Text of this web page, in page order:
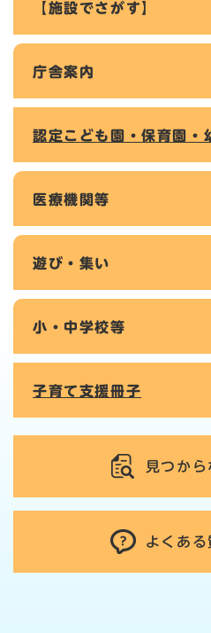
【施設でさがす】
庁舎案内
認定こども園・保育園・
医療機関等
遊び・集い
小・中学校等
子育て支援冊子
見つか
よくあ